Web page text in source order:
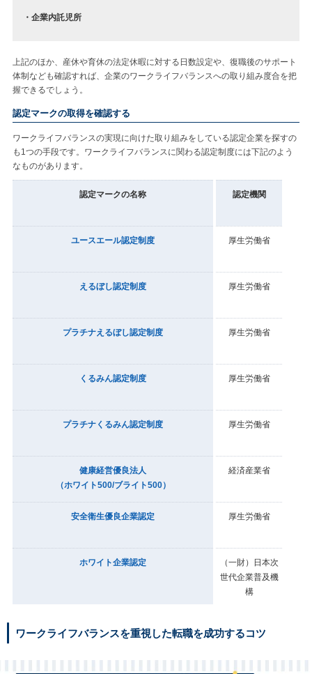
・企業内託児所
上記のほか、産休や育休の法定休暇に対する日数設定や、復職後のサポート
体制なども確認すれば、企業のワークライフバランスへの取り組み度合を把
握できるでしょう。
認定マークの取得を確認する
ワークライフバランスの実現に向けた取り組みをしている認定企業を探すの
も1つの手段です。ワークライフバランスに関わる認定制度には下記のよう
なものがあります。
認定マークの名称 認定機関
ユースエール認定制度 厚生労働省
えるぼし認定制度 厚生労働省
プラチナえるぼし認定制度 厚生労働省
くるみん認定制度 厚生労働省
プラチナくるみん認定制度 厚生労働省
健康経営優良法人
（ホワイト500/ブライト500）
経済産業省
安全衛生優良企業認定 厚生労働省
ホワイト企業認定
（一財）日本次
世代企業普及機
構
ワークライフバランスを重視した転職を成功するコツ